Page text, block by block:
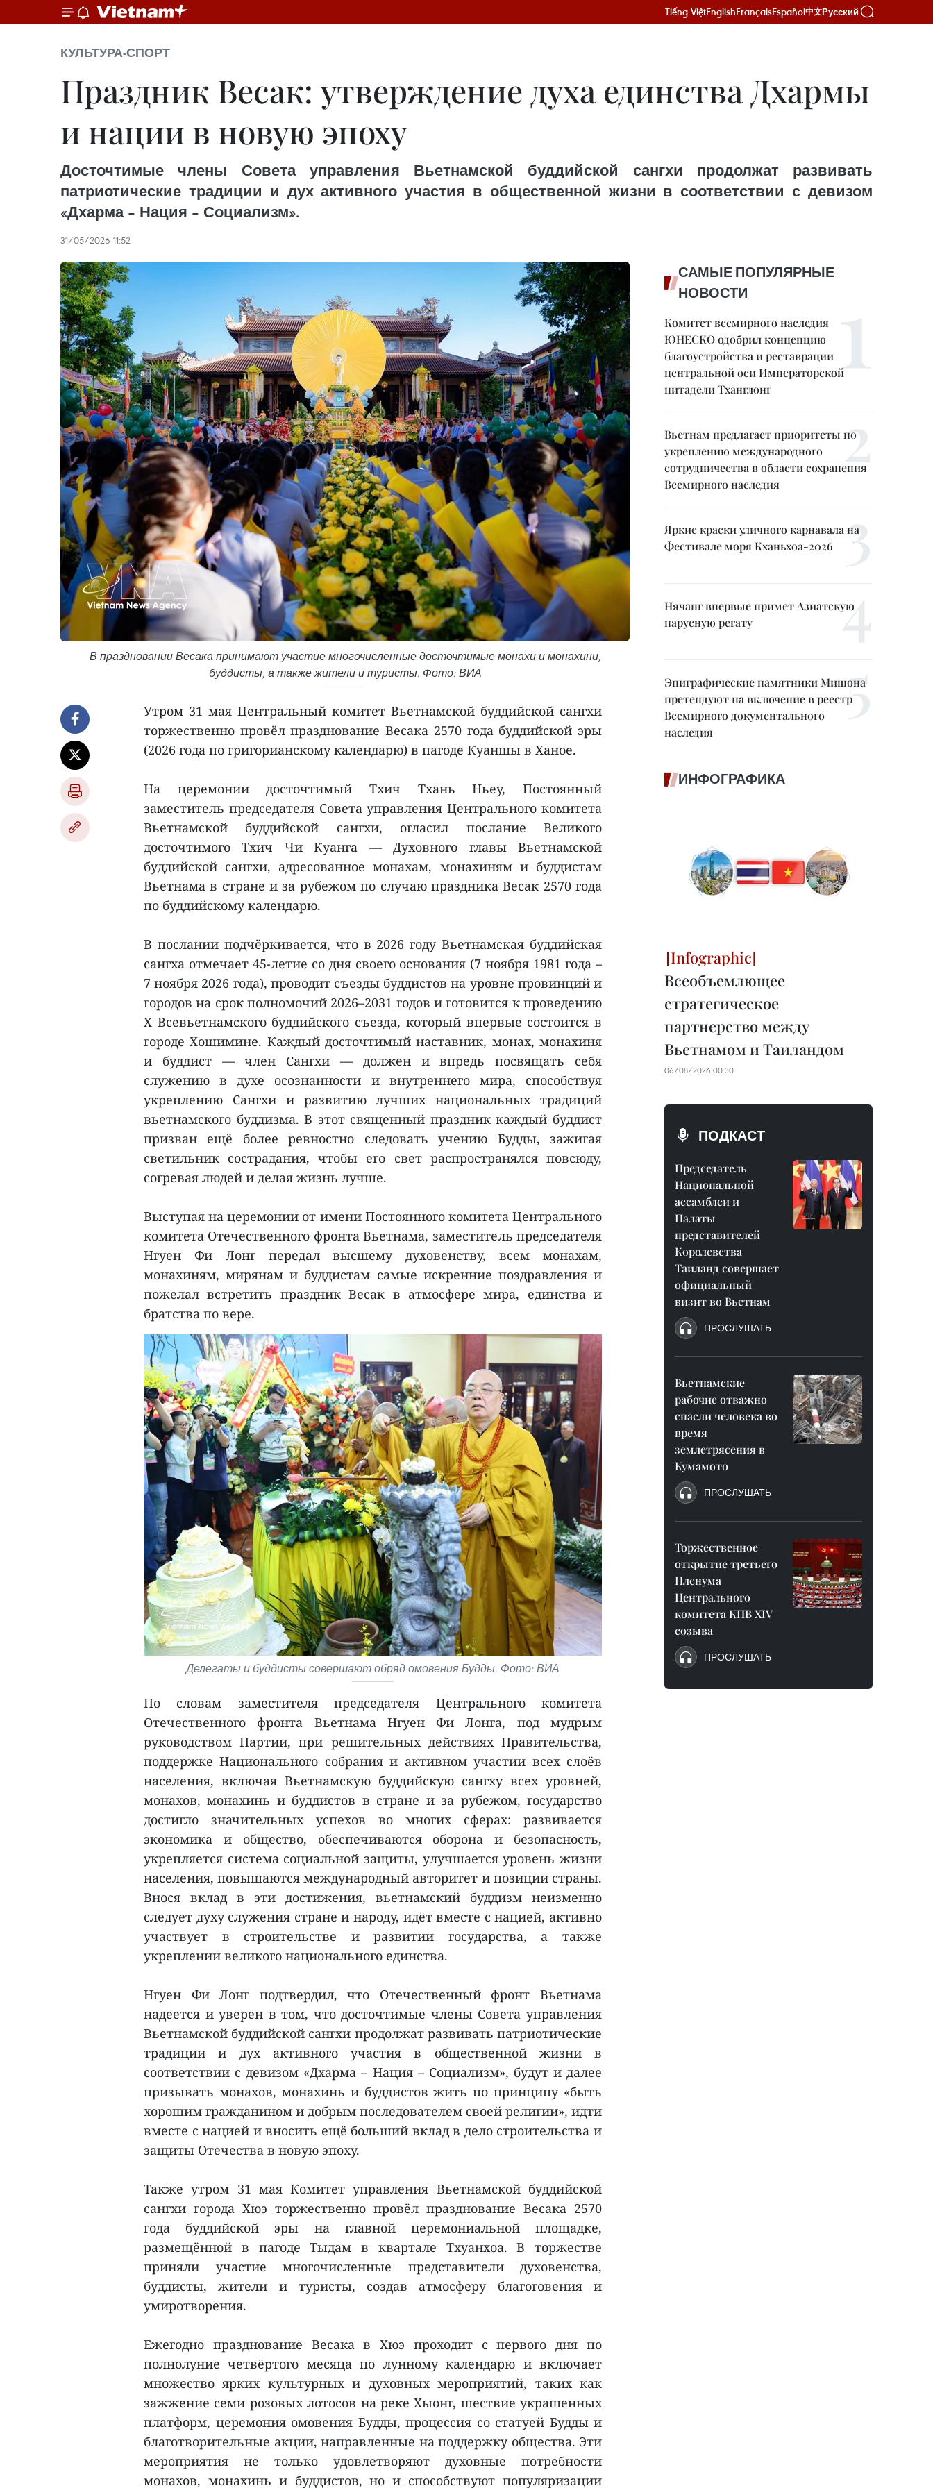
Tiếng ViệtEnglishFrançaisEspañol中文Русский
КУЛЬТУРА-СПОРТ
Праздник Весак: утверждение духа единства Дхармы
и нации в новую эпоху
Досточтимые члены Совета управления Вьетнамской буддийской сангхи продолжат развивать
патриотические традиции и дух активного участия в общественной жизни в соответствии с девизом
«Дхарма – Нация – Социализм».
31/05/2026 11:52
В праздновании Весака принимают участие многочисленные досточтимые монахи и монахини,
буддисты, а также жители и туристы. Фото: ВИА
Утром 31 мая Центральный комитет Вьетнамской буддийской сангхи
торжественно провёл празднование Весака 2570 года буддийской эры
(2026 года по григорианскому календарю) в пагоде Куаншы в Ханое.
На церемонии досточтимый Тхич Тхань Ньеу, Постоянный
заместитель председателя Совета управления Центрального комитета
Вьетнамской буддийской сангхи, огласил послание Великого
досточтимого Тхич Чи Куанга — Духовного главы Вьетнамской
буддийской сангхи, адресованное монахам, монахиням и буддистам
Вьетнама в стране и за рубежом по случаю праздника Весак 2570 года
по буддийскому календарю.
В послании подчёркивается, что в 2026 году Вьетнамская буддийская
сангха отмечает 45-летие со дня своего основания (7 ноября 1981 года –
7 ноября 2026 года), проводит съезды буддистов на уровне провинций и
городов на срок полномочий 2026–2031 годов и готовится к проведению
X Всевьетнамского буддийского съезда, который впервые состоится в
городе Хошимине. Каждый досточтимый наставник, монах, монахиня
и буддист — член Сангхи — должен и впредь посвящать себя
служению в духе осознанности и внутреннего мира, способствуя
укреплению Сангхи и развитию лучших национальных традиций
вьетнамского буддизма. В этот священный праздник каждый буддист
призван ещё более ревностно следовать учению Будды, зажигая
светильник сострадания, чтобы его свет распространялся повсюду,
согревая людей и делая жизнь лучше.
Выступая на церемонии от имени Постоянного комитета Центрального
комитета Отечественного фронта Вьетнама, заместитель председателя
Нгуен Фи Лонг передал высшему духовенству, всем монахам,
монахиням, мирянам и буддистам самые искренние поздравления и
пожелал встретить праздник Весак в атмосфере мира, единства и
братства по вере.
Делегаты и буддисты совершают обряд омовения Будды. Фото: ВИА
По словам заместителя председателя Центрального комитета
Отечественного фронта Вьетнама Нгуен Фи Лонга, под мудрым
руководством Партии, при решительных действиях Правительства,
поддержке Национального собрания и активном участии всех слоёв
населения, включая Вьетнамскую буддийскую сангху всех уровней,
монахов, монахинь и буддистов в стране и за рубежом, государство
достигло значительных успехов во многих сферах: развивается
экономика и общество, обеспечиваются оборона и безопасность,
укрепляется система социальной защиты, улучшается уровень жизни
населения, повышаются международный авторитет и позиции страны.
Внося вклад в эти достижения, вьетнамский буддизм неизменно
следует духу служения стране и народу, идёт вместе с нацией, активно
участвует в строительстве и развитии государства, а также
укреплении великого национального единства.
Нгуен Фи Лонг подтвердил, что Отечественный фронт Вьетнама
надеется и уверен в том, что досточтимые члены Совета управления
Вьетнамской буддийской сангхи продолжат развивать патриотические
традиции и дух активного участия в общественной жизни в
соответствии с девизом «Дхарма – Нация – Социализм», будут и далее
призывать монахов, монахинь и буддистов жить по принципу «быть
хорошим гражданином и добрым последователем своей религии», идти
вместе с нацией и вносить ещё больший вклад в дело строительства и
защиты Отечества в новую эпоху.
Также утром 31 мая Комитет управления Вьетнамской буддийской
сангхи города Хюэ торжественно провёл празднование Весака 2570
года буддийской эры на главной церемониальной площадке,
размещённой в пагоде Тыдам в квартале Тхуанхоа. В торжестве
приняли участие многочисленные представители духовенства,
буддисты, жители и туристы, создав атмосферу благоговения и
умиротворения.
Ежегодно празднование Весака в Хюэ проходит с первого дня по
полнолуние четвёртого месяца по лунному календарю и включает
множество ярких культурных и духовных мероприятий, таких как
зажжение семи розовых лотосов на реке Хыонг, шествие украшенных
платформ, церемония омовения Будды, процессия со статуей Будды и
благотворительные акции, направленные на поддержку общества. Эти
мероприятия не только удовлетворяют духовные потребности
монахов, монахинь и буддистов, но и способствуют популяризации
САМЫЕ ПОПУЛЯРНЫЕ
НОВОСТИ
Комитет всемирного наследия
ЮНЕСКО одобрил концепцию
благоустройства и реставрации
центральной оси Императорской
цитадели Тханглонг
Вьетнам предлагает приоритеты по
укреплению международного
сотрудничества в области сохранения
Всемирного наследия
Яркие краски уличного карнавала на
Фестивале моря Кханьхоа-2026
Нячанг впервые примет Азиатскую
парусную регату
Эпиграфические памятники Мишона
претендуют на включение в реестр
Всемирного документального
наследия
ИНФОГРАФИКА
Всеобъемлющее
стратегическое
партнерство между
Вьетнамом и Таиландом
06/08/2026 00:30
ПОДКАСТ
Председатель
Национальной
ассамблеи и
Палаты
представителей
Королевства
Таиланд совершает
официальный
визит во Вьетнам
ПРОСЛУШАТЬ
Вьетнамские
рабочие отважно
спасли человека во
время
землетрясения в
Кумамото
ПРОСЛУШАТЬ
Торжественное
открытие третьего
Пленума
Центрального
комитета КПВ XIV
созыва
ПРОСЛУШАТЬ